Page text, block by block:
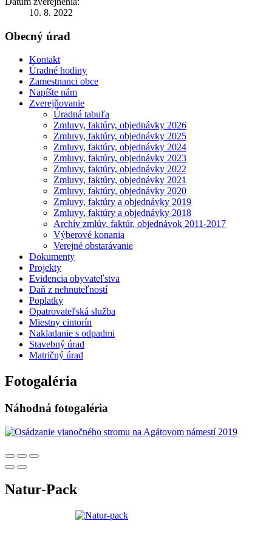
10. 8. 2022
Obecný úrad
Kontakt
Úradné hodiny
Zamestnanci obce
Napíšte nám
Zverejňovanie
Úradná tabuľa
Zmluvy, faktúry, objednávky 2026
Zmluvy, faktúry, objednávky 2025
Zmluvy, faktúry, objednávky 2024
Zmluvy, faktúry, objednávky 2023
Zmluvy, faktúry, objednávky 2022
Zmluvy, faktúry, objednávky 2021
Zmluvy, faktúry, objednávky 2020
Zmluvy, faktúry a objednávky 2019
Zmluvy, faktúry a objednávky 2018
Archív zmlúv, faktúr, objednávok 2011-2017
Výberové konania
Verejné obstarávanie
Dokumenty
Projekty
Evidencia obyvateľstva
Daň z nehnuteľností
Poplatky
Opatrovateľská služba
Miestny cintorín
Nakladanie s odpadmi
Stavebný úrad
Matričný úrad
Fotogaléria
Náhodná fotogaléria
Natur-Pack